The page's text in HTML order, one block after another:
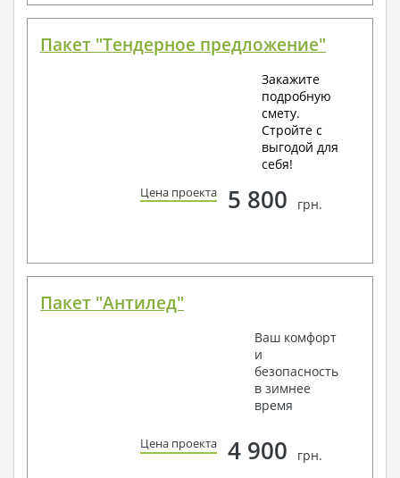
Пакет "Тендерное предложение"
Закажите
подробную
смету.
Стройте с
выгодой для
себя!
Цена проекта 5 800 грн.
Пакет "Антилед"
Ваш комфорт
и
безопасность
в зимнее
время
Цена проекта 4 900 грн.